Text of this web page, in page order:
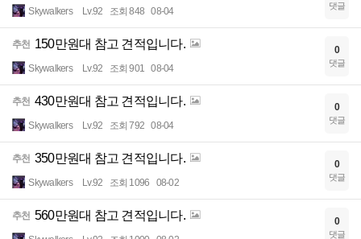
Skywalkers Lv.92 조회 848 08-04 댓글
추천 150만원대 참고 견적입니다.
Skywalkers Lv.92 조회 901 08-04
0
댓글
추천 430만원대 참고 견적입니다.
Skywalkers Lv.92 조회 792 08-04
0
댓글
추천 350만원대 참고 견적입니다.
Skywalkers Lv.92 조회 1096 08-02
0
댓글
추천 560만원대 참고 견적입니다. 0
댓글